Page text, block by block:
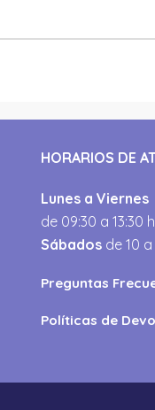
HORARIOS DE
Lunes a Viernes
de 09:30 a 13:30
Sábados de 10 a
Preguntas
Políticas de